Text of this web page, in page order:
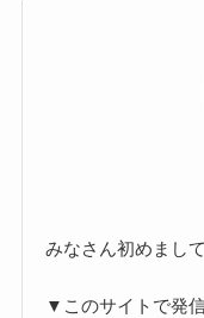
みなさん初めまし
▼このサイトで発